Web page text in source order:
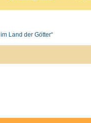
Land der Götter“